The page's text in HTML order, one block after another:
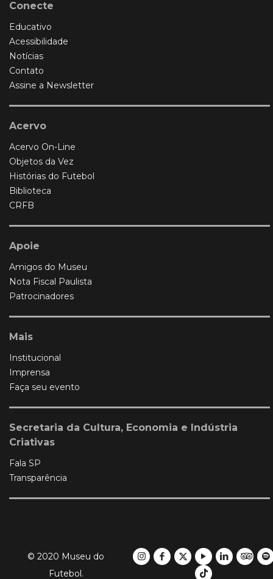
Conecte
Educativo
Acessibilidade
Notícias
Contato
Assine a Newsletter
Acervo
Acervo On-Line
Objetos da Vez
Histórias do Futebol
Biblioteca
CRFB
Apoie
Amigos do Museu
Nota Fiscal Paulista
Patrocinadores
Mais
Institucional
Imprensa
Faça seu evento
Secretaria da Cultura, Economia e Indústria
Criativas
Fala SP
Transparência
© 2020 Museu do
Futebol.